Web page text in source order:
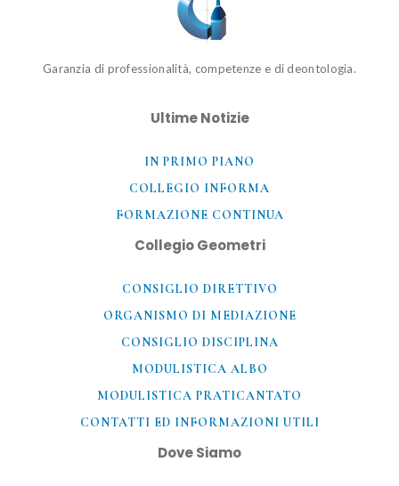
Garanzia di professionalità, competenze e di deontologia.
Ultime Notizie
IN PRIMO PIANO
COLLEGIO INFORMA
FORMAZIONE CONTINUA
Collegio Geometri
CONSIGLIO DIRETTIVO
ORGANISMO DI MEDIAZIONE
CONSIGLIO DISCIPLINA
MODULISTICA ALBO
MODULISTICA PRATICANTATO
CONTATTI ED INFORMAZIONI UTILI​
Dove Siamo